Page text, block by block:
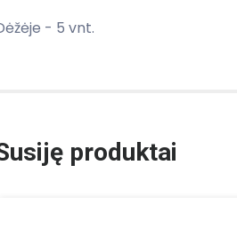
- 5 vnt.
produktai